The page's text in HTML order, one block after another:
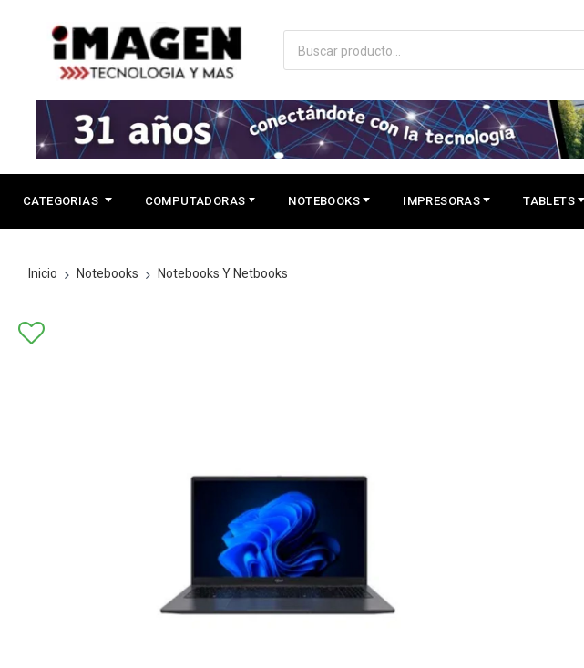
CATEGORIAS COMPUTADORAS NOTEBOOKS IMPRESORAS TABLETS
Inicio Notebooks Notebooks Y Netbooks